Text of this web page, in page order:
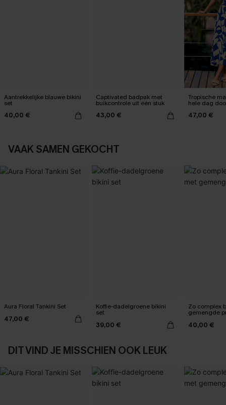
Aantrekkelijke blauwe bikini
set
40,00 €
Captivated badpak met
buikcontrole uit één stuk
43,00 €
Tropische
hele dag
kan worden
47,00 €
VAAK SAMEN GEKOCHT
Aura Floral Tankini Set
47,00 €
Koffie-dadelgroene bikini
set
39,00 €
Zo complex
gemengde
40,00 €
DIT VIND JE MISSCHIEN OOK LEUK